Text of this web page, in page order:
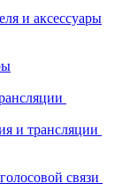
и аксессуары
и трансляции
связи